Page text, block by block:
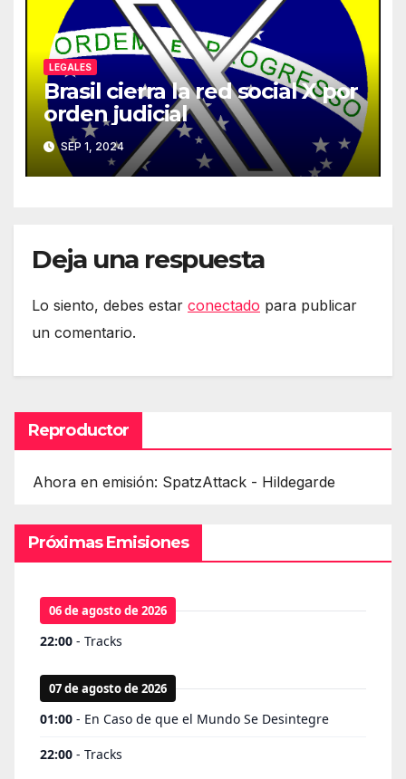
LEGALES
Brasil cierra la red social X por
orden judicial
SEP 1, 2024
Deja una respuesta
Lo siento, debes estar conectado para publicar
un comentario.
Reproductor
Ahora en emisión: SpatzAttack - Hildegarde
Próximas Emisiones